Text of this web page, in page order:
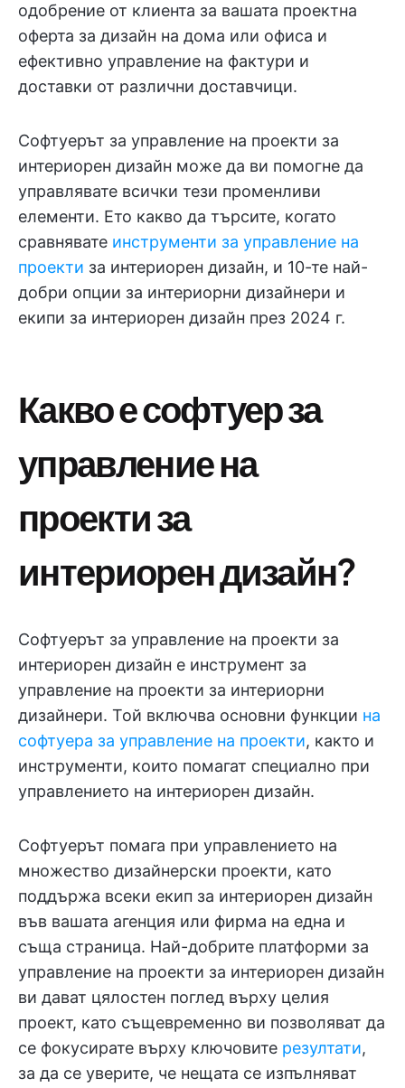
одобрение от клиента за вашата проектна
оферта за дизайн на дома или офиса и
ефективно управление на фактури и
доставки от различни доставчици.
Софтуерът за управление на проекти за
интериорен дизайн може да ви помогне да
управлявате всички тези променливи
елементи. Ето какво да търсите, когато
сравнявате инструменти за управление на
проекти за интериорен дизайн, и 10-те най-
добри опции за интериорни дизайнери и
екипи за интериорен дизайн през 2024 г.
Какво е софтуер за
управление на
проекти за
интериорен дизайн?
Софтуерът за управление на проекти за
интериорен дизайн е инструмент за
управление на проекти за интериорни
дизайнери. Той включва основни функции на
софтуера за управление на проекти, както и
инструменти, които помагат специално при
управлението на интериорен дизайн.
Софтуерът помага при управлението на
множество дизайнерски проекти, като
поддържа всеки екип за интериорен дизайн
във вашата агенция или фирма на една и
съща страница. Най-добрите платформи за
управление на проекти за интериорен дизайн
ви дават цялостен поглед върху целия
проект, като същевременно ви позволяват да
се фокусирате върху ключовите резултати,
за да се уверите, че нещата се изпълняват